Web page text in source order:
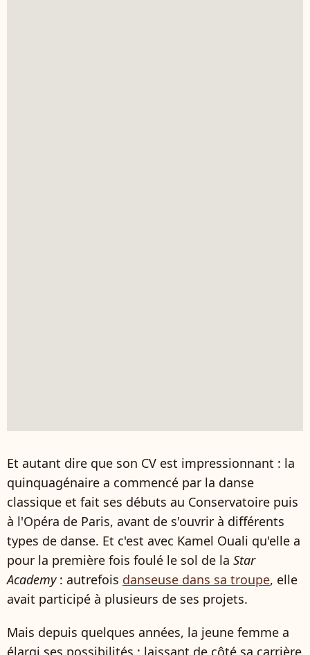
Et autant dire que son CV est impressionnant : la
quinquagénaire a commencé par la danse
classique et fait ses débuts au Conservatoire puis
à l'Opéra de Paris, avant de s'ouvrir à différents
types de danse. Et c'est avec Kamel Ouali qu'elle a
pour la première fois foulé le sol de la Star
Academy: autrefois danseuse dans sa troupe, elle
avait participé à plusieurs de ses projets.
Mais depuis quelques années, la jeune femme a
élargi ses possibilités : laissant de côté sa carrière